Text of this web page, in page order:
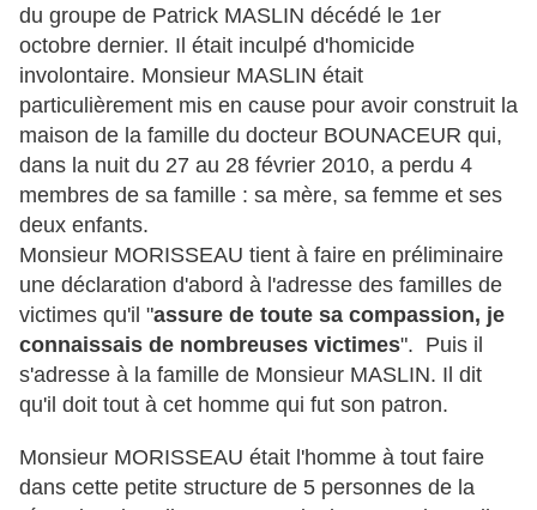
du groupe de Patrick MASLIN décédé le 1er
octobre dernier. Il était inculpé d'homicide
involontaire. Monsieur MASLIN était
particulièrement mis en cause pour avoir construit la
maison de la famille du docteur BOUNACEUR qui,
dans la nuit du 27 au 28 février 2010, a perdu 4
membres de sa famille : sa mère, sa femme et ses
deux enfants.
Monsieur MORISSEAU tient à faire en préliminaire
une déclaration d'abord à l'adresse des familles de
victimes qu'il "assure de toute sa compassion, je
connaissais de nombreuses victimes". Puis il
s'adresse à la famille de Monsieur MASLIN. Il dit
qu'il doit tout à cet homme qui fut son patron.
Monsieur MORISSEAU était l'homme à tout faire
dans cette petite structure de 5 personnes de la